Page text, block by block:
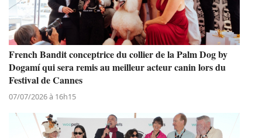
French Bandit conceptrice du collier de la Palm Dog by
Dogamí qui sera remis au meilleur acteur canin lors du
Festival de Cannes
07/07/2026 à 16h15